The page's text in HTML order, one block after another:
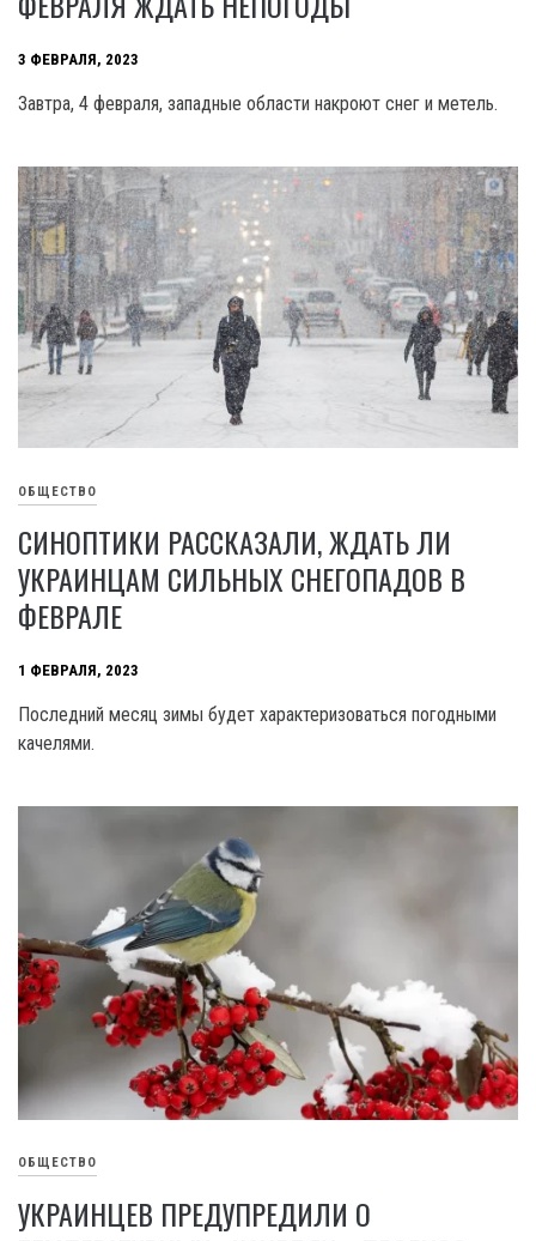
3 ФЕВРАЛЯ, 2023
Завтра, 4 февраля, западные области накроют снег и метель.
ОБЩЕСТВО
СИНОПТИКИ РАССКАЗАЛИ, ЖДАТЬ ЛИ
УКРАИНЦАМ СИЛЬНЫХ СНЕГОПАДОВ В
ФЕВРАЛЕ
1 ФЕВРАЛЯ, 2023
Последний месяц зимы будет характеризоваться погодными
качелями.
ОБЩЕСТВО
УКРАИНЦЕВ ПРЕДУПРЕДИЛИ О